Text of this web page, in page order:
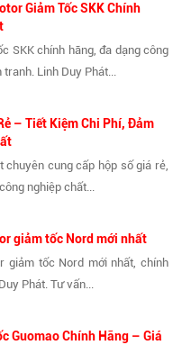
Giảm Tốc SKK Chính
SKK chính hãng, đa dạng công
tranh. Linh Duy Phát...
– Tiết Kiệm Chi Phí, Đảm
chuyên cung cấp hộp số giá rẻ,
nghiệp chất...
giảm tốc Nord mới nhất
giảm tốc Nord mới nhất, chính
Phát. Tư vấn...
Guomao Chính Hãng – Giá